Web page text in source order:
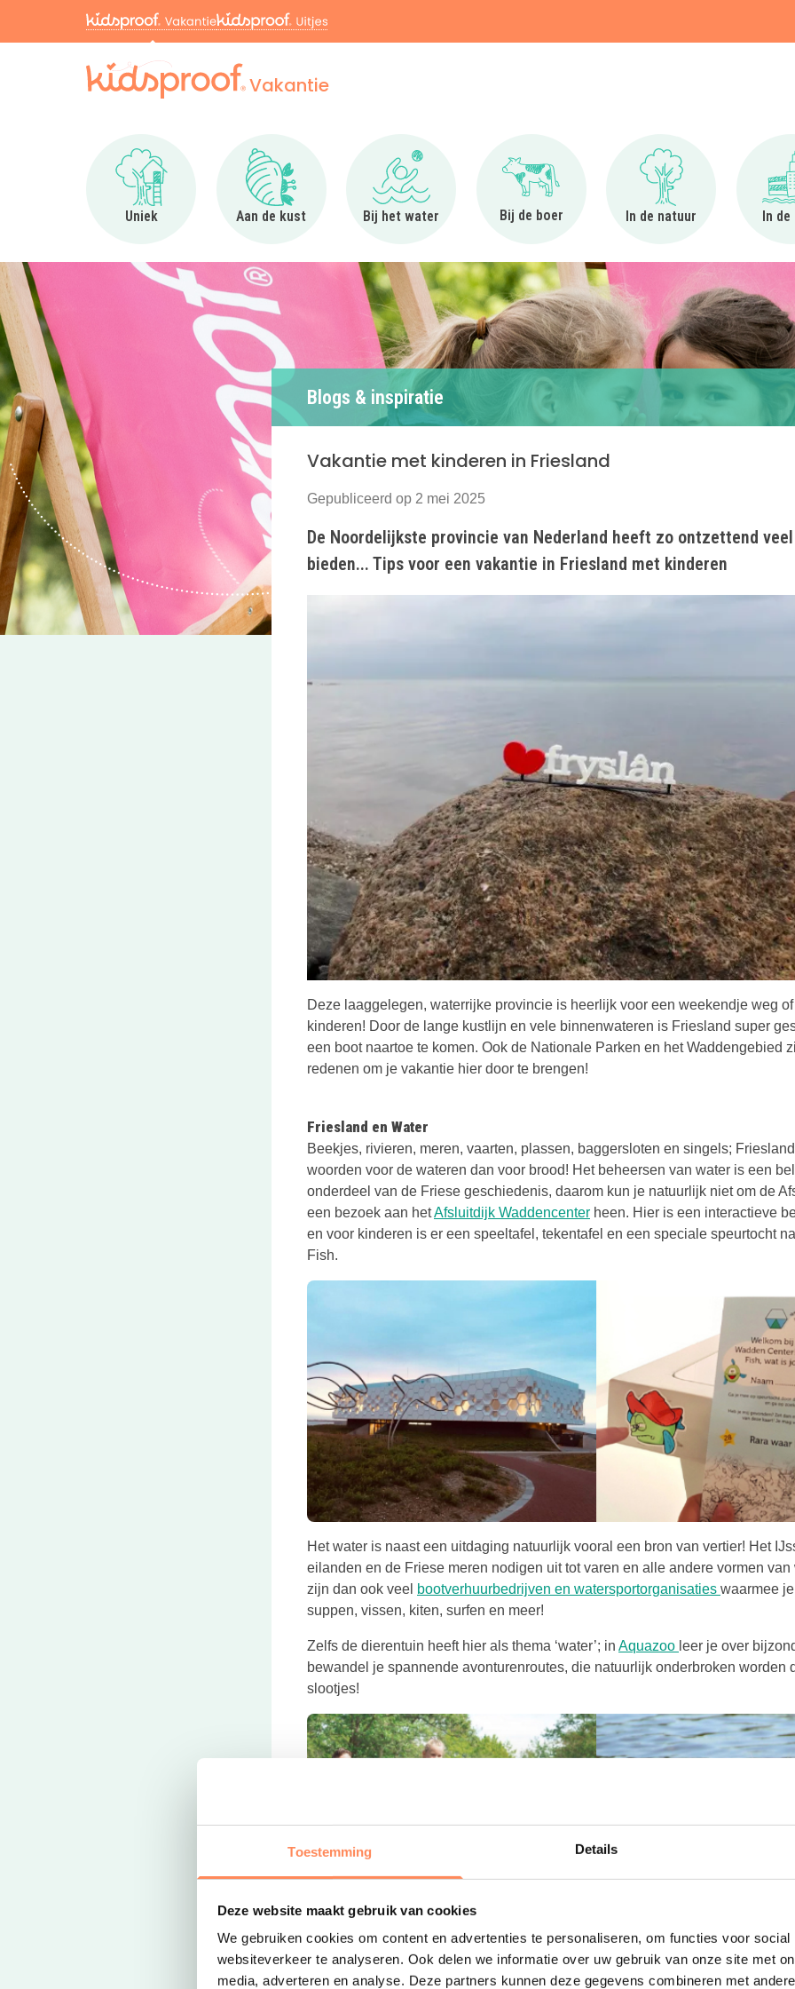
Toestemming Details
Deze website maakt gebruik van cookies
We gebruiken cookies om content en advertenties te personaliseren, om functies voor social
websiteverkeer te analyseren. Ook delen we informatie over uw gebruik van onze site met
media, adverteren en analyse. Deze partners kunnen deze gegevens combineren met
Vakantie
Uniek
Ga naar Uniek
Aan de kust
Ga naar Aan de kust
Bij het water
Ga naar Bij het water
Bij de boer
Ga naar Bij de boer
In de natuur
Ga naar In de natuur
In
Blogs & inspiratie
Vakantie met kinderen in Friesland
Gepubliceerd op 2 mei 2025
De Noordelijkste provincie van Nederland heeft zo ontzettend
bieden... Tips voor een vakantie in Friesland met kinderen
Deze laaggelegen, waterrijke provincie is heerlijk voor een weekendje weg
kinderen! Door de lange kustlijn en vele binnenwateren is Friesland super
een boot naartoe te komen. Ook de Nationale Parken en het Waddengebied
redenen om je vakantie hier door te brengen!
Friesland en Water
Beekjes, rivieren, meren, vaarten, plassen, baggersloten en singels;
woorden voor de wateren dan voor brood! Het beheersen van water is een
onderdeel van de Friese geschiedenis, daarom kun je natuurlijk niet om de
een bezoek aan hetAfsluitdijk WaddencenterDeze link opent in een nieuwe
heen. Hier is een interactieve
en voor kinderen is er een speeltafel, tekentafel en een speciale speurtocht
Fish.
Het water is naast een uitdaging natuurlijk vooral een bron van vertier! Het
eilanden en de Friese meren nodigen uit tot varen en alle andere vormen van
zijn dan ook veel bootverhuurbedrijven en watersportorganisaties Deze link
waarmee
suppen, vissen, kiten, surfen en meer!
Zelfs de dierentuin heeft hier als thema ‘water’; in Aquazoo Deze link opent in
leer je over
bewandel je spannende avonturenroutes, die natuurlijk onderbroken worden
slootjes!
Friesland en Natuur